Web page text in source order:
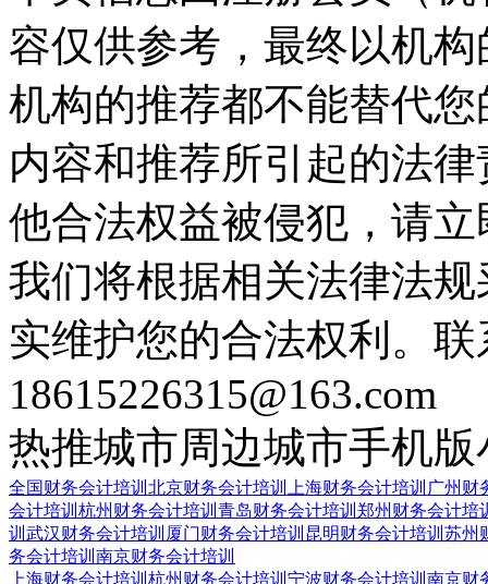
容仅供参考，最终以机
机构的推荐都不能替代
内容和推荐所引起的法
他合法权益被侵犯，请
我们将根据相关法律法
实维护您的合法权利。
18615226315@163.com
热推城市周边城市手机版
全国财务会计培训 北京财务会计培训 上海财务会计培训 广州财
会计培训 杭州财务会计培训 青岛财务会计培训 郑州财务会计培
训 武汉财务会计培训 厦门财务会计培训 昆明财务会计培训 苏州
务会计培训 南京财务会计培训
上海财务会计培训 杭州财务会计培训 宁波财务会计培训 南京财